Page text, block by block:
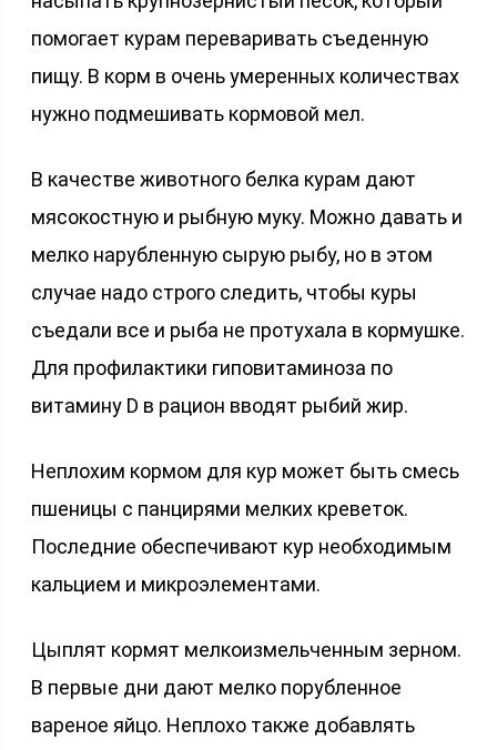
помогает курам переваривать съеденную
пищу. В корм в очень умеренных количествах
нужно подмешивать кормовой мел.
В качестве животного белка курам дают
мясокостную и рыбную муку. Можно давать и
мелко нарубленную сырую рыбу, но в этом
случае надо строго следить, чтобы куры
съедали все и рыба не протухала в кормушке.
Для профилактики гиповитаминоза по
витамину D в рацион вводят рыбий жир.
Неплохим кормом для кур может быть смесь
пшеницы с панцирями мелких креветок.
Последние обеспечивают кур необходимым
кальцием и микроэлементами.
Цыплят кормят мелкоизмельченным зерном.
В первые дни дают мелко порубленное
вареное яйцо. Неплохо также добавлять